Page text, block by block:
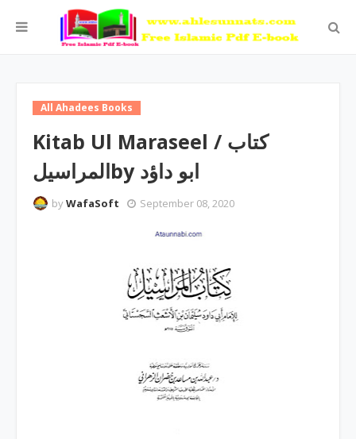
All Ahadees Books
Kitab Ul Maraseel ‎/ کتاب
المراسیلby ‎ابو داؤد
byWafaSoft September 08, 2020